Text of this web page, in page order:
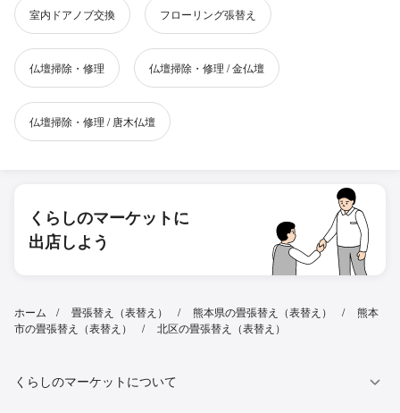
室内ドアノブ交換 フローリング張替え
仏壇掃除・修理 仏壇掃除・修理 / 金仏壇
仏壇掃除・修理 / 唐木仏壇
くらしのマーケットに
出店しよう
ホーム 畳張替え（表替え） 熊本県の畳張替え（表替え）
熊本
市の畳張替え（表替え）
北区の畳張替え（表替え）
くらしのマーケットについて